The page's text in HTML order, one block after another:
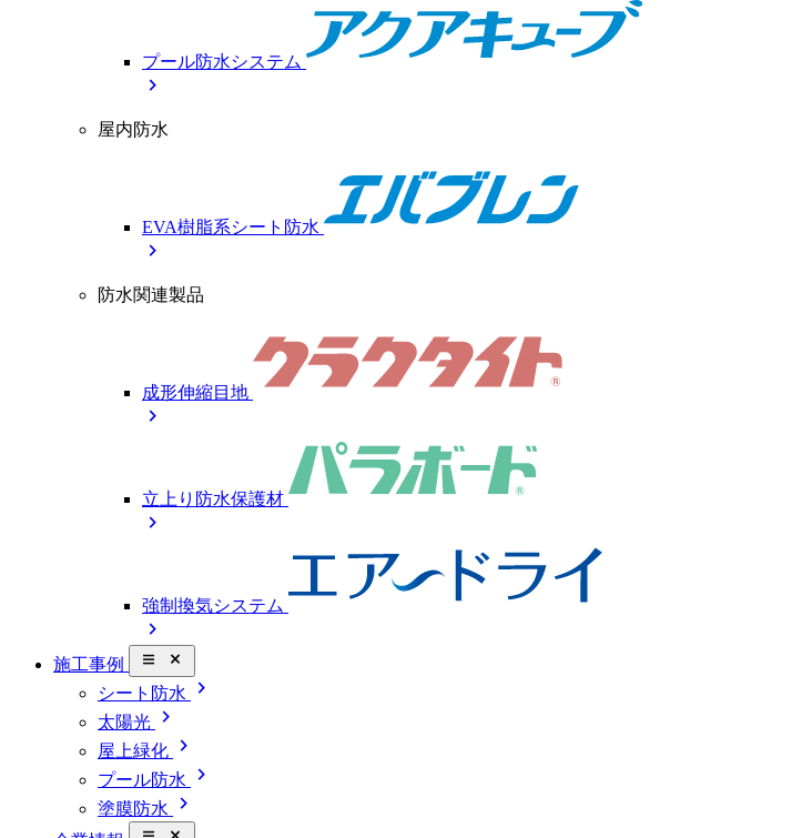
プール防水システム
chevron_right
屋内防水
EVA樹脂系シート防水
chevron_right
防水関連製品
成形伸縮目地
chevron_right
立上り防水保護材
chevron_right
強制換気システム
chevron_right
施工事例 close_small
シート防水 chevron_right
太陽光 chevron_right
屋上緑化 chevron_right
プール防水 chevron_right
塗膜防水 chevron_right